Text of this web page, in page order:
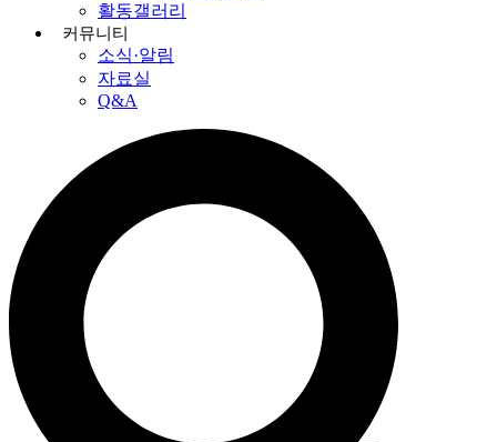
활동갤러리
커뮤니티
소식·알림
자료실
Q&A